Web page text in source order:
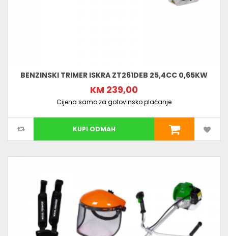
BENZINSKI TRIMER ISKRA ZT261DEB 25,4CC 0,65KW
KM 239,00
Cijena samo za gotovinsko plaćanje
KUPI ODMAH